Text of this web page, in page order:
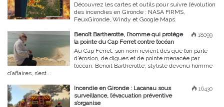
Découvrez les cartes et outils pour suivre l’évolution
des incendies en Gironde : NASA FIRMS,
FeuxGironde, Windy et Google Maps.
18099
Benoît Bartherotte, l’homme qui protège
la pointe du Cap Ferret contre l’océan
Au Cap Ferret, son nom revient dès que l’on parle
d’érosion, de digues et de pointe menacée par
l’océan. Benoît Bartherotte, styliste devenu homme
d’affaires, s’est...
16430
Incendie en Gironde : Lacanau sous
surveillance, l’évacuation préventive
s’organise